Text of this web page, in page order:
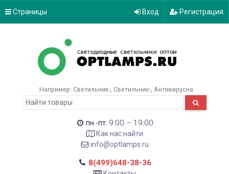
Страницы Вход Регистрация
Например: Светильник- Светильник- Антивирусна
пн.-пт. 9:00 – 19:00
Как нас найти
info@optlamps.ru
8(499)648-38-36